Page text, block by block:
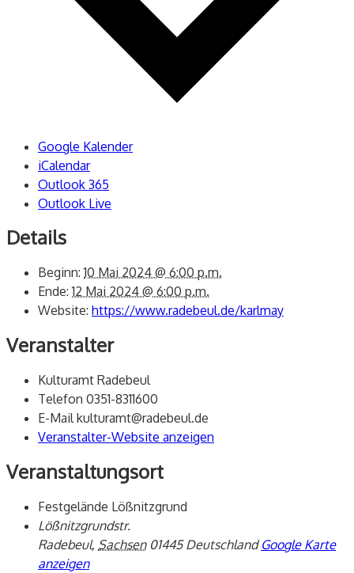
Google Kalender
iCalendar
Outlook 365
Outlook Live
Details
Beginn: 10 Mai 2024 @ 6:00 p.m.
Ende: 12 Mai 2024 @ 6:00 p.m.
Website: https://www.radebeul.de/karlmay
Veranstalter
Kulturamt Radebeul
Telefon 0351-8311600
E-Mailkulturamt@radebeul.de
Veranstalter-Website anzeigen
Veranstaltungsort
Festgelände Lößnitzgrund
Lößnitzgrundstr.
Radebeul, Sachsen 01445 Deutschland Google Karte
anzeigen